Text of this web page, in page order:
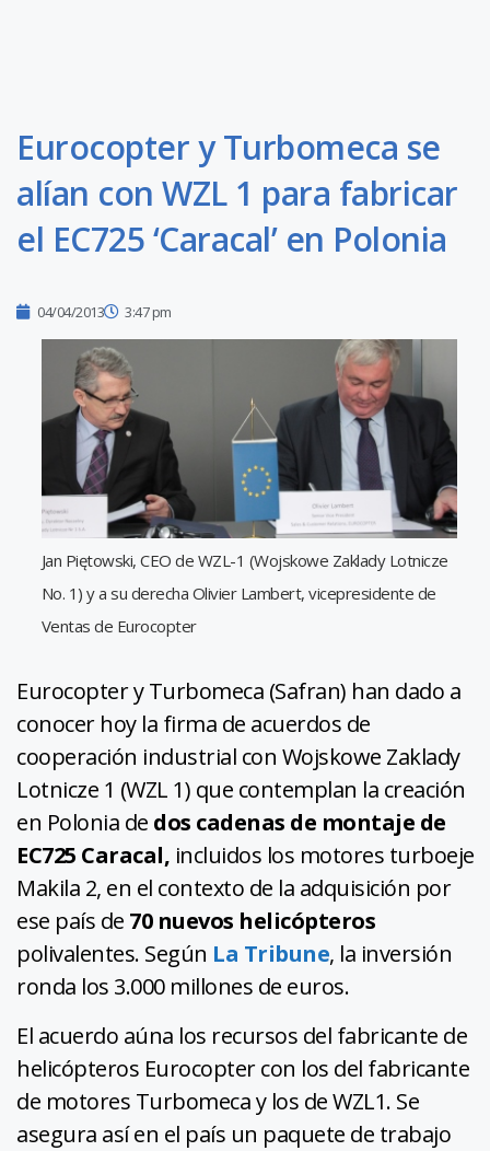
Eurocopter y Turbomeca se
alían con WZL 1 para fabricar
el EC725 ‘Caracal’ en Polonia
04/04/2013 3:47 pm
Jan Piętowski, CEO de WZL-1 (Wojskowe Zaklady Lotnicze
No. 1) y a su derecha Olivier Lambert, vicepresidente de
Ventas de Eurocopter
Eurocopter y Turbomeca (Safran) han dado a
conocer hoy la firma de acuerdos de
cooperación industrial con Wojskowe Zaklady
Lotnicze 1 (WZL 1) que contemplan la creación
en Polonia de dos cadenas de montaje de
EC725 Caracal, incluidos los motores turboeje
Makila 2, en el contexto de la adquisición por
ese país de 70 nuevos helicópteros
polivalentes. Según La Tribune, la inversión
ronda los 3.000 millones de euros.
El acuerdo aúna los recursos del fabricante de
helicópteros Eurocopter con los del fabricante
de motores Turbomeca y los de WZL1. Se
asegura así en el país un paquete de trabajo